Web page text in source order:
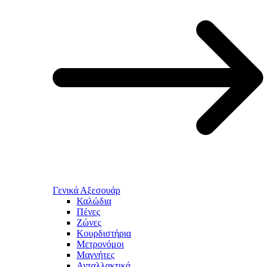
Γενικά Αξεσουάρ
Καλώδια
Πένες
Ζώνες
Κουρδιστήρια
Μετρονόμοι
Μαγνήτες